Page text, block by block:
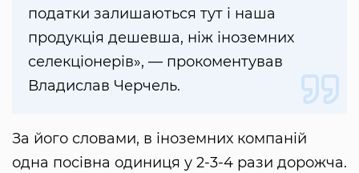
податки залишаються тут і наша
продукція дешевша, ніж іноземних
селекціонерів», — прокоментував
Владислав Черчель.
За його словами, в іноземних компаній
одна посівна одиниця у 2-3-4 рази дорожча.